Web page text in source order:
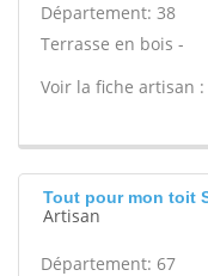
Département: 38
Terrasse en bois -
Voir la fiche artisan :
Tout pour mon toit
Artisan
Département: 67